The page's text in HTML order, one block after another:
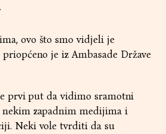
ovo što smo vidjeli je
priopćeno je iz Ambasade Države
prvi put da vidimo sramotni
zapadnim medijima i
Neki vole tvrditi da su